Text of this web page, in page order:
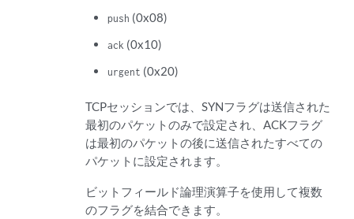
push (0x08)
ack (0x10)
urgent (0x20)
TCPセッションでは、SYNフラグは送信された
最初のパケットのみで設定され、ACKフラグ
は最初のパケットの後に送信されたすべての
パケットに設定されます。
ビットフィールド論理演算子を使用して複数
のフラグを結合できます。